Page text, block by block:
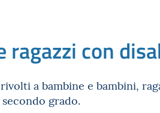
ragazzi con
a bambine e bambini,
grado.